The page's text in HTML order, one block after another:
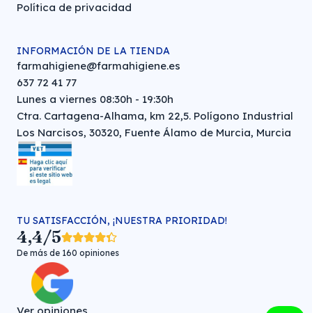
Política de privacidad
INFORMACIÓN DE LA TIENDA
farmahigiene@farmahigiene.es
637 72 41 77
Lunes a viernes 08:30h - 19:30h
Ctra. Cartagena-Alhama, km 22,5. Polígono Industrial
Los Narcisos, 30320, Fuente Álamo de Murcia, Murcia
TU SATISFACCIÓN, ¡NUESTRA PRIORIDAD!
4,4/5
De más de 160 opiniones